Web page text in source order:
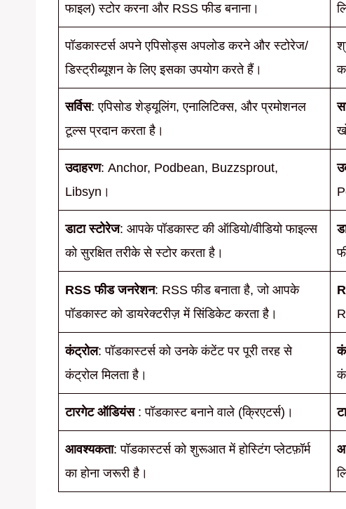
फाइल) स्टोर करना और RSS फीड बनाना।
पॉडकास्टर्स अपने एपिसोड्स अपलोड करने और स्टोरेज/
डिस्ट्रीब्यूशन के लिए इसका उपयोग करते हैं।
सर्विस: एपिसोड शेड्यूलिंग, एनालिटिक्स, और प्रमोशनल
टूल्स प्रदान करता है।
उदाहरण: Anchor, Podbean, Buzzsprout,
Libsyn।
डाटा स्टोरेज: आपके पॉडकास्ट की ऑडियो/वीडियो फाइल्स
को सुरक्षित तरीके से स्टोर करता है।
RSS फीड जनरेशन: RSS फीड बनाता है, जो आपके
पॉडकास्ट को डायरेक्टरीज़ में सिंडिकेट करता है।
कंट्रोल: पॉडकास्टर्स को उनके कंटेंट पर पूरी तरह से
कंट्रोल मिलता है।
टारगेट ऑडियंस : पॉडकास्ट बनाने वाले (क्रिएटर्स)।
आवश्यकता: पॉडकास्टर्स को शुरूआत में होस्टिंग प्लेटफ़ॉर्म
का होना जरूरी है।